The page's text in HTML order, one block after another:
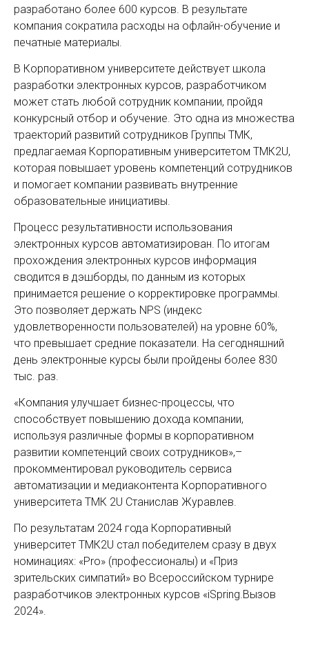
разработано более 600 курсов. В результате
компания сократила расходы на офлайн-обучение и
печатные материалы.
В Корпоративном университете действует школа
разработки электронных курсов, разработчиком
может стать любой сотрудник компании, пройдя
конкурсный отбор и обучение. Это одна из множества
траекторий развитий сотрудников Группы ТМК,
предлагаемая Корпоративным университетом ТМК2U,
которая повышает уровень компетенций сотрудников
и помогает компании развивать внутренние
образовательные инициативы.
Процесс результативности использования
электронных курсов автоматизирован. По итогам
прохождения электронных курсов информация
сводится в дэшборды, по данным из которых
принимается решение о корректировке программы.
Это позволяет держать NPS (индекс
удовлетворенности пользователей) на уровне 60%,
что превышает средние показатели. На сегодняшний
день электронные курсы были пройдены более 830
тыс. раз.
«Компания улучшает бизнес-процессы, что
способствует повышению дохода компании,
используя различные формы в корпоративном
развитии компетенций своих сотрудников»,–
прокомментировал руководитель сервиса
автоматизации и медиаконтента Корпоративного
университета ТМК 2U Станислав Журавлев.
По результатам 2024 года Корпоративный
университет ТМК2U стал победителем сразу в двух
номинациях: «Pro» (профессионалы) и «Приз
зрительских симпатий» во Всероссийском турнире
разработчиков электронных курсов «iSpring.Вызов
2024».